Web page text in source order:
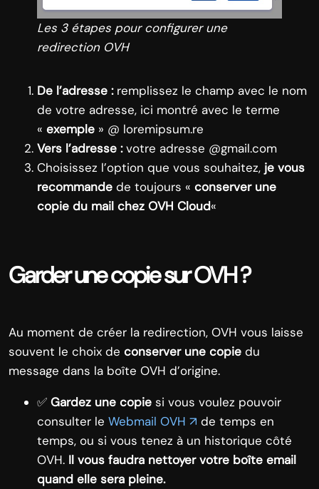
Les 3 étapes pour configurer une
redirection OVH
De l’adresse :remplissez le champ avec le nom
de votre adresse, ici montré avec le terme
« exemple » @ loremipsum.re
Vers l’adresse :votre adresse @gmail.com
Choisissez l’option que vous souhaitez, je vous
recommande de toujours « conserver une
copie du mail chez OVH Cloud«
Garder une copie sur OVH ?
Au moment de créer la redirection, OVH vous laisse
souvent le choix de conserver une copie du
message dans la boîte OVH d’origine.
✅ Gardez une copie si vous voulez pouvoir
consulter le Webmail OVH ↗ de temps en
temps, ou si vous tenez à un historique côté
OVH. Il vous faudra nettoyer votre boîte email
quand elle sera pleine.